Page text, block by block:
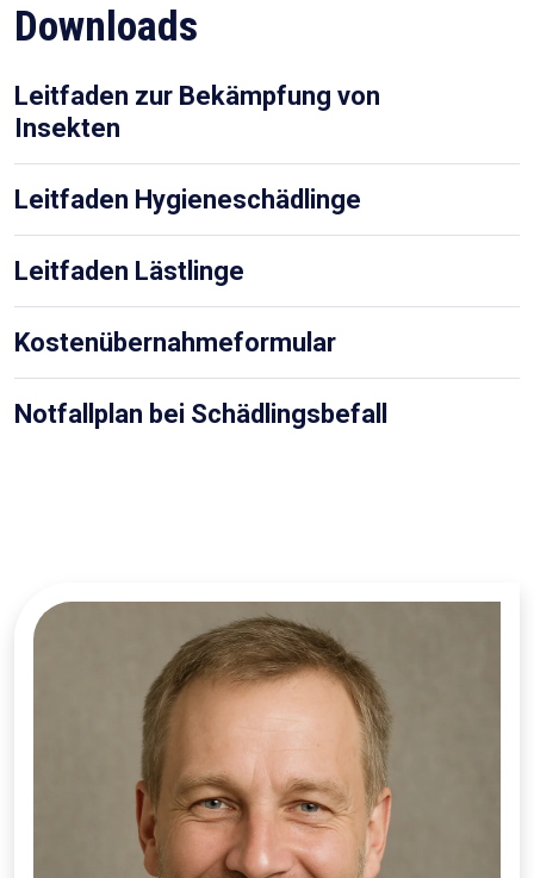
Downloads
Leitfaden zur Bekämpfung von
Insekten
Leitfaden Hygieneschädlinge
Leitfaden Lästlinge
Kostenübernahmeformular
Notfallplan bei Schädlingsbefall